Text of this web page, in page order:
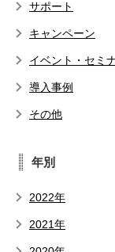
サポート
キャンペーン
イベント・セミ
導入事例
その他
年別
2022年
2021年